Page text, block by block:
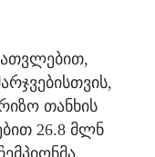
თანხის
26.8 მლნ